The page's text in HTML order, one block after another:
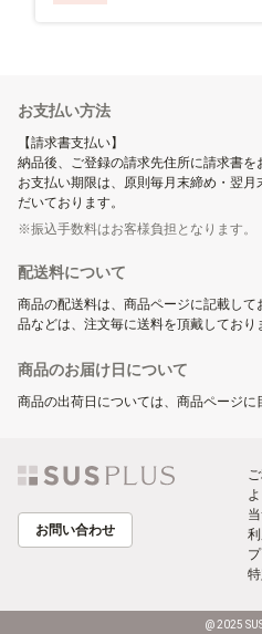
お支払い方法
【請求書支払い】
納品後、ご登録の請求先住所に請求書を
お支払い期限は、原則毎月末締め・翌
だいております。
振込手数料はお客様負担となります。
配送料について
商品の配送料は、商品ページに記載し
品などは、注文毎に送料を頂戴しており
商品のお届け日について
商品の出荷日については、商品ページに
お問い合わせ
@ 2025